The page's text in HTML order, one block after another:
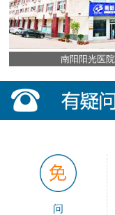
南阳阳光医院
问